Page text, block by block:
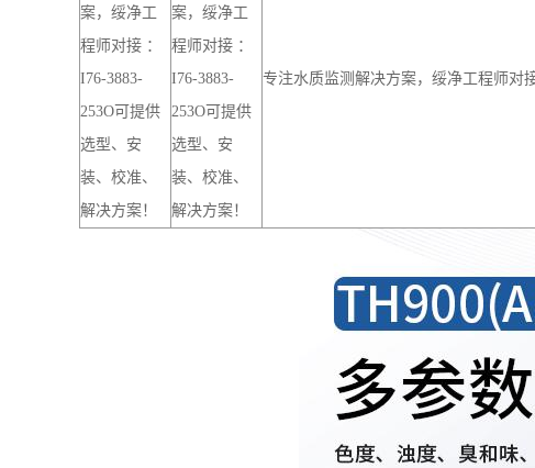
智慧化数据
管理
析到可视化呈现的全流程处理。用户通
专注水质监
测解决方
案，绥净工
专注水质监
测解决方
案，绥净工
专注水质监测解决方案，绥净工程师对